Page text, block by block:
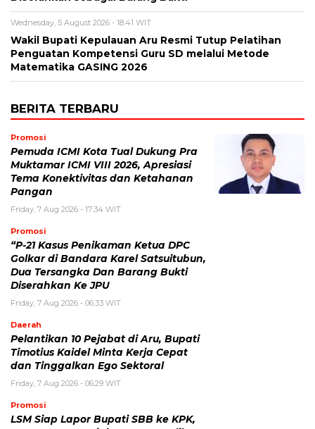
Wednesday, 5 August 2026 - 18:41 WIT
Wakil Bupati Kepulauan Aru Resmi Tutup Pelatihan
Penguatan Kompetensi Guru SD melalui Metode
Matematika GASING 2026
BERITA TERBARU
Promosi
Pemuda ICMI Kota Tual Dukung Pra
Muktamar ICMI VIII 2026, Apresiasi
Tema Konektivitas dan Ketahanan
Pangan
Friday, 7 Aug 2026 - 17:34 WIT
Promosi
“P-21 Kasus Penikaman Ketua DPC
Golkar di Bandara Karel Satsuitubun,
Dua Tersangka Dan Barang Bukti
Diserahkan Ke JPU
Friday, 7 Aug 2026 - 06:33 WIT
Daerah
Pelantikan 10 Pejabat di Aru, Bupati
Timotius Kaidel Minta Kerja Cepat
dan Tinggalkan Ego Sektoral
Friday, 7 Aug 2026 - 06:29 WIT
Promosi
LSM Siap Lapor Bupati SBB ke KPK,